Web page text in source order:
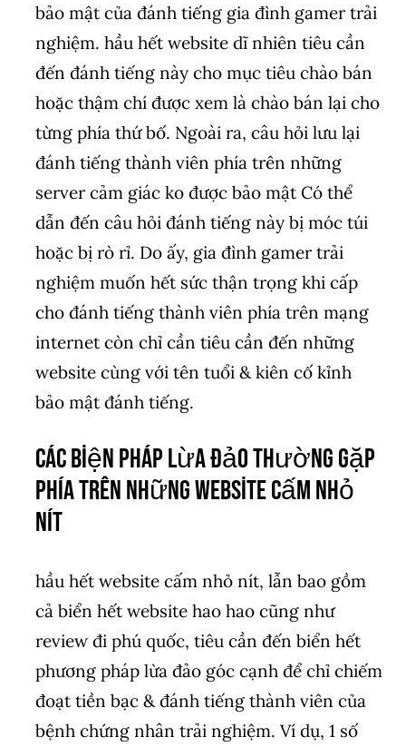
bảo mật của đánh tiếng gia đình gamer trải
nghiệm. hầu hết website dĩ nhiên tiêu cần
đến đánh tiếng này cho mục tiêu chào bán
hoặc thậm chí được xem là chào bán lại cho
từng phía thứ bố. Ngoài ra, câu hỏi lưu lại
đánh tiếng thành viên phía trên những
server cảm giác ko được bảo mật Có thể
dẫn đến câu hỏi đánh tiếng này bị móc túi
hoặc bị rò rỉ. Do ấy, gia đình gamer trải
nghiệm muốn hết sức thận trọng khi cấp
cho đánh tiếng thành viên phía trên mạng
internet còn chỉ cần tiêu cần đến những
website cùng với tên tuổi & kiên cố kỉnh
bảo mật đánh tiếng.
Các biện pháp lừa đảo thường gặp
phía trên những website cấm nhỏ
nít
hầu hết website cấm nhỏ nít, lẫn bao gồm
cả biển hết website hao hao cũng như
review đi phú quốc, tiêu cần đến biển hết
phương pháp lừa đảo góc cạnh để chỉ chiếm
đoạt tiền bạc & đánh tiếng thành viên của
bệnh chứng nhân trải nghiệm. Ví dụ, 1 số